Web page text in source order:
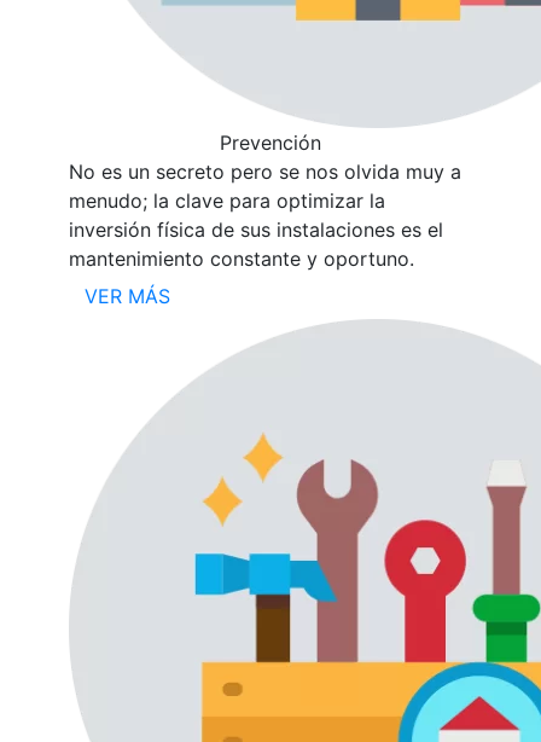
Prevención
No es un secreto pero se nos olvida muy a
menudo; la clave para optimizar la
inversión física de sus instalaciones es el
mantenimiento constante y oportuno.
VER MÁS